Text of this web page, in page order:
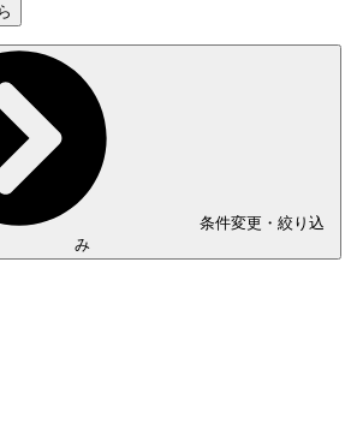
条件変更・絞り込
み